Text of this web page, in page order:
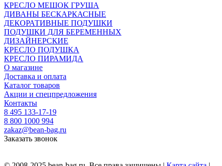
КРЕСЛО МЕШОК ГРУША
ДИВАНЫ БЕСКАРКАСНЫЕ
ДЕКОРАТИВНЫЕ ПОДУШКИ
ПОДУШКИ ДЛЯ БЕРЕМЕННЫХ
ДИЗАЙНЕРСКИЕ
КРЕСЛО ПОДУШКА
КРЕСЛО ПИРАМИДА
О магазине
Доставка и оплата
Каталог товаров
Акции и спецпредложения
Контакты
8 495 133-17-19
8 800 1000 994
zakaz@bean-bag.ru
Заказать звонок